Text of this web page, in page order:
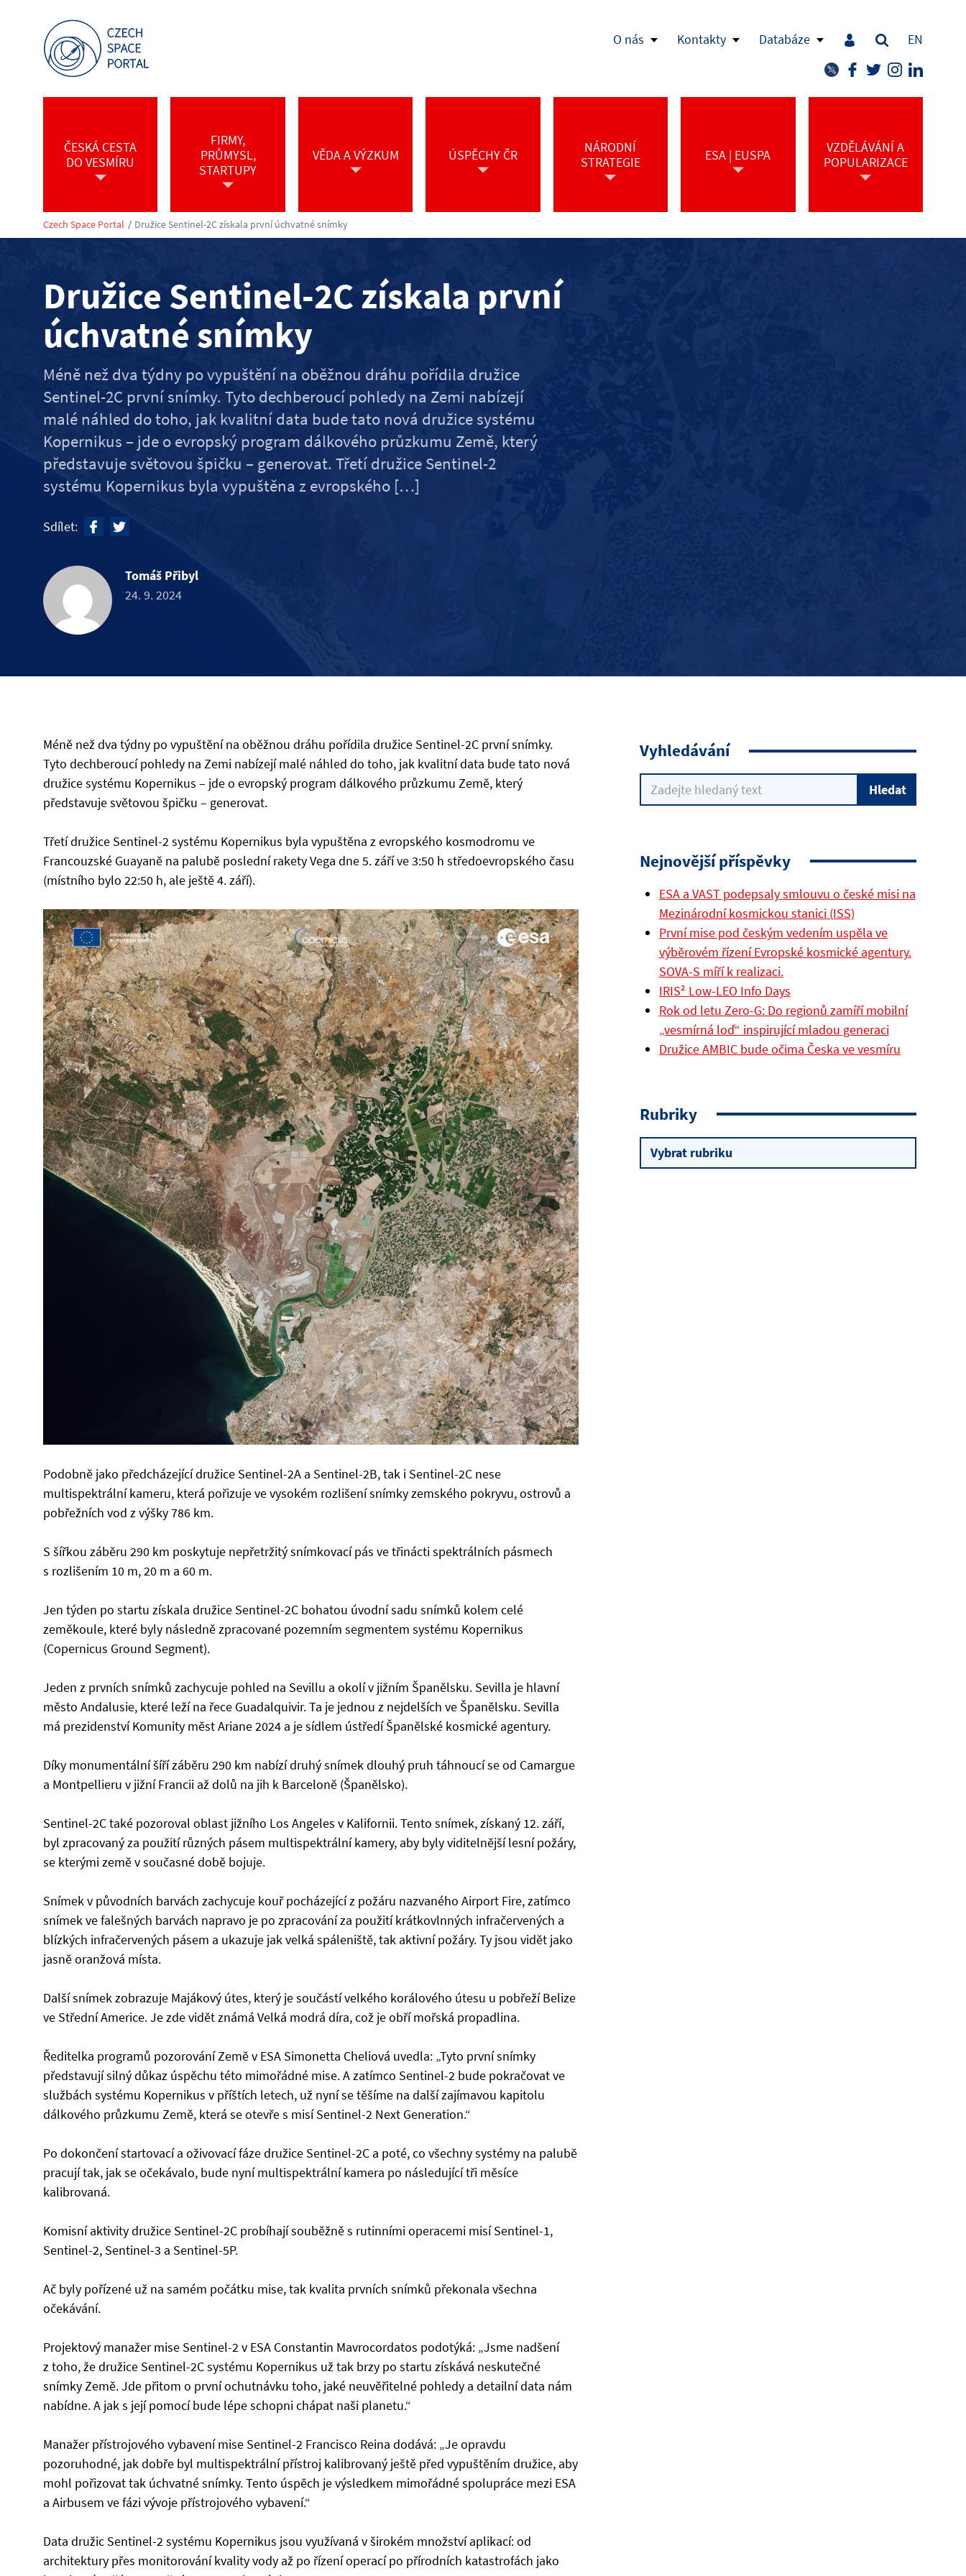
O nás Kontakty Databáze EN
ČESKÁ CESTA
DO VESMÍRU
FIRMY,
PRŮMYSL,
STARTUPY
VĚDA A VÝZKUM ÚSPĚCHY ČR
NÁRODNÍ
STRATEGIE
ESA | EUSPA
VZDĚLÁVÁNÍ A
POPULARIZACE
Czech Space Portal / Družice Sentinel-2C získala první úchvatné snímky
Družice Sentinel-2C získala první
úchvatné snímky
Méně než dva týdny po vypuštění na oběžnou dráhu pořídila družice
Sentinel-2C první snímky. Tyto dechberoucí pohledy na Zemi nabízejí
malé náhled do toho, jak kvalitní data bude tato nová družice systému
Kopernikus – jde o evropský program dálkového průzkumu Země, který
představuje světovou špičku – generovat. Třetí družice Sentinel-2
systému Kopernikus byla vypuštěna z evropského […]
Sdílet:
Tomáš Přibyl
24. 9. 2024
Méně než dva týdny po vypuštění na oběžnou dráhu pořídila družice Sentinel-2C první snímky.
Tyto dechberoucí pohledy na Zemi nabízejí malé náhled do toho, jak kvalitní data bude tato nová
družice systému Kopernikus – jde o evropský program dálkového průzkumu Země, který
představuje světovou špičku – generovat.
Třetí družice Sentinel-2 systému Kopernikus byla vypuštěna z evropského kosmodromu ve
Francouzské Guayaně na palubě poslední rakety Vega dne 5. září ve 3:50 h středoevropského času
(místního bylo 22:50 h, ale ještě 4. září).
Podobně jako předcházející družice Sentinel-2A a Sentinel-2B, tak i Sentinel-2C nese
multispektrální kameru, která pořizuje ve vysokém rozlišení snímky zemského pokryvu, ostrovů a
pobřežních vod z výšky 786 km.
S šířkou záběru 290 km poskytuje nepřetržitý snímkovací pás ve třinácti spektrálních pásmech
s rozlišením 10 m, 20 m a 60 m.
Jen týden po startu získala družice Sentinel-2C bohatou úvodní sadu snímků kolem celé
zeměkoule, které byly následně zpracované pozemním segmentem systému Kopernikus
(Copernicus Ground Segment).
Jeden z prvních snímků zachycuje pohled na Sevillu a okolí v jižním Španělsku. Sevilla je hlavní
město Andalusie, které leží na řece Guadalquivir. Ta je jednou z nejdelších ve Španělsku. Sevilla
má prezidenství Komunity měst Ariane 2024 a je sídlem ústředí Španělské kosmické agentury.
Díky monumentální šíří záběru 290 km nabízí druhý snímek dlouhý pruh táhnoucí se od Camargue
a Montpellieru v jižní Francii až dolů na jih k Barceloně (Španělsko).
Sentinel-2C také pozoroval oblast jižního Los Angeles v Kalifornii. Tento snímek, získaný 12. září,
byl zpracovaný za použití různých pásem multispektrální kamery, aby byly viditelnější lesní požáry,
se kterými země v současné době bojuje.
Snímek v původních barvách zachycuje kouř pocházející z požáru nazvaného Airport Fire, zatímco
snímek ve falešných barvách napravo je po zpracování za použití krátkovlnných infračervených a
blízkých infračervených pásem a ukazuje jak velká spáleniště, tak aktivní požáry. Ty jsou vidět jako
jasně oranžová místa.
Další snímek zobrazuje Majákový útes, který je součástí velkého korálového útesu u pobřeží Belize
ve Střední Americe. Je zde vidět známá Velká modrá díra, což je obří mořská propadlina.
Ředitelka programů pozorování Země v ESA Simonetta Cheliová uvedla: „Tyto první snímky
představují silný důkaz úspěchu této mimořádné mise. A zatímco Sentinel-2 bude pokračovat ve
službách systému Kopernikus v příštích letech, už nyní se těšíme na další zajímavou kapitolu
dálkového průzkumu Země, která se otevře s misí Sentinel-2 Next Generation.“
Po dokončení startovací a oživovací fáze družice Sentinel-2C a poté, co všechny systémy na palubě
pracují tak, jak se očekávalo, bude nyní multispektrální kamera po následující tři měsíce
kalibrovaná.
Komisní aktivity družice Sentinel-2C probíhají souběžně s rutinními operacemi misí Sentinel-1,
Sentinel-2, Sentinel-3 a Sentinel-5P.
Ač byly pořízené už na samém počátku mise, tak kvalita prvních snímků překonala všechna
očekávání.
Projektový manažer mise Sentinel-2 v ESA Constantin Mavrocordatos podotýká: „Jsme nadšení
z toho, že družice Sentinel-2C systému Kopernikus už tak brzy po startu získává neskutečné
snímky Země. Jde přitom o první ochutnávku toho, jaké neuvěřitelné pohledy a detailní data nám
nabídne. A jak s její pomocí bude lépe schopni chápat naši planetu.“
Manažer přístrojového vybavení mise Sentinel-2 Francisco Reina dodává: „Je opravdu
pozoruhodné, jak dobře byl multispektrální přístroj kalibrovaný ještě před vypuštěním družice, aby
mohl pořizovat tak úchvatné snímky. Tento úspěch je výsledkem mimořádné spolupráce mezi ESA
a Airbusem ve fázi vývoje přístrojového vybavení.“
Data družic Sentinel-2 systému Kopernikus jsou využívaná v širokém množství aplikací: od
architektury přes monitorování kvality vody až po řízení operací po přírodních katastrofách jako
Vyhledávání
Nejnovější příspěvky
ESA a VAST podepsaly smlouvu o české misi na
Mezinárodní kosmickou stanici (ISS)
První mise pod českým vedením uspěla ve
výběrovém řízení Evropské kosmické agentury.
SOVA-S míří k realizaci.
IRIS² Low-LEO Info Days
Rok od letu Zero-G: Do regionů zamíří mobilní
„vesmírná loď“ inspirující mladou generaci
Družice AMBIC bude očima Česka ve vesmíru
Rubriky
Rubriky